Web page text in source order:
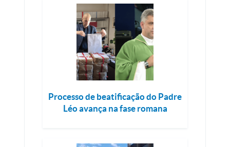
Processo de beatificação do Padre
Léo avança na fase romana